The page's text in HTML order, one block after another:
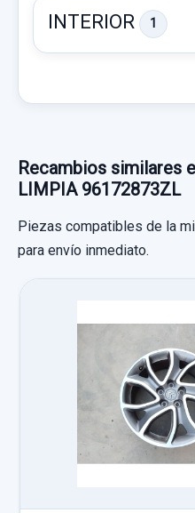
CENTRALITA
CITROËN XSARA
Garantía 1 año
681923 OEM:
INTERIOR 1
AIRBAG DELANTERO
AIRBAG DELANTERO
96447629ZL usado.
CITROËN XSARA
EXCLUSIVE
Recambios similares
LIMPIA 96172873ZL
Piezas compatibles de la
para envío inmediato.